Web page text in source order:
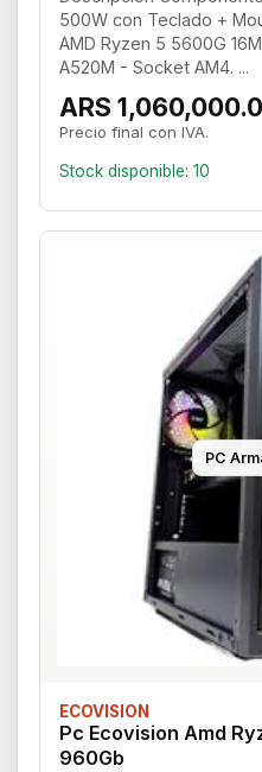
500W con Teclado +
AMD Ryzen 5 5600G
A520M - Socket AM4. ...
ARS
Precio final con IVA.
Stock disponible: 10
PC
ECOVISION
Pc Ecovision Amd
960Gb